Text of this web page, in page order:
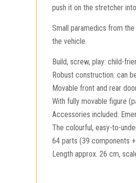
push it on the stretcher
Small paramedics from
the vehicle.
Build, screw, play: child-
Robust construction: can
Movable front and rear
With fully movable figure
Accessories included:
The colourful, easy-to-
64 parts (39 components
Length approx. 26 cm,